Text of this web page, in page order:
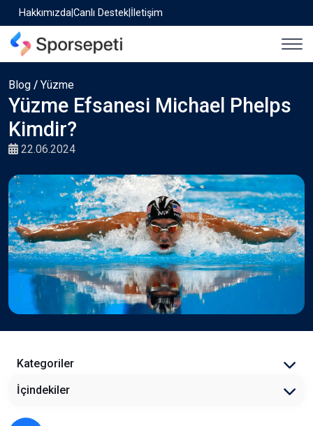
HakkımızdaCanlı Destek İletişim
Blog / Yüzme
Yüzme Efsanesi Michael Phelps
Kimdir?
22.06.2024
İçindekiler
Kategoriler